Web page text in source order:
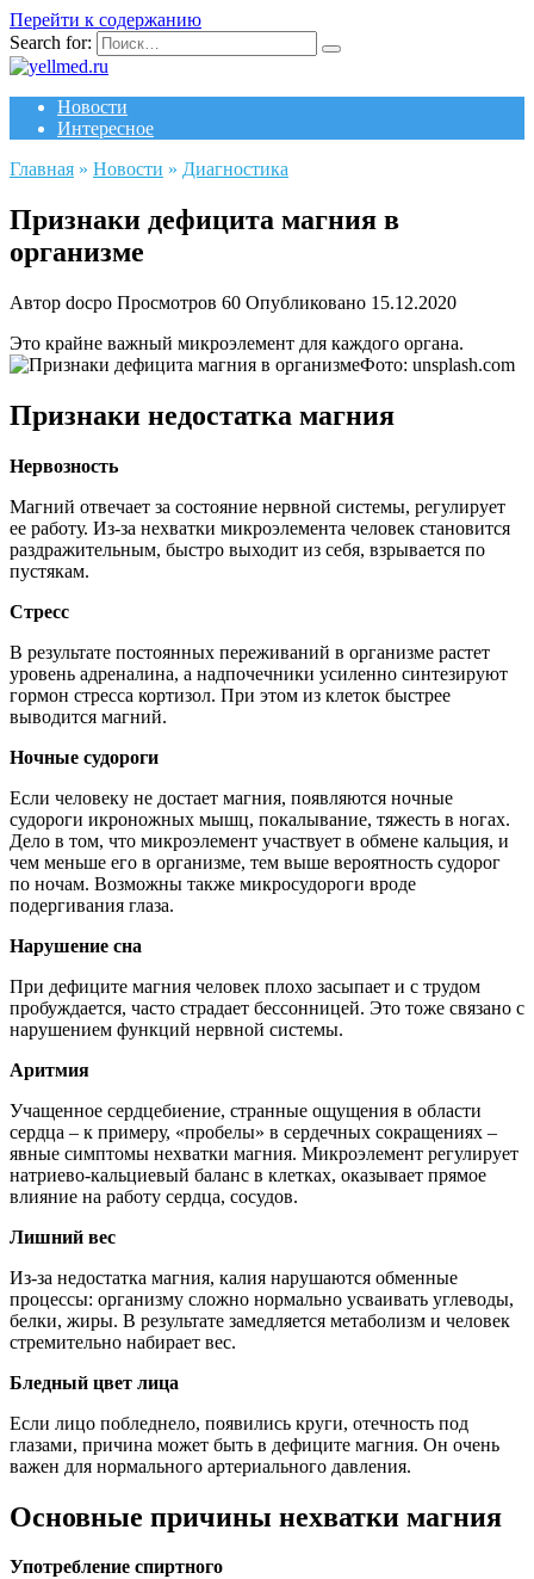
Перейти к содержанию
Search for:
Новости
Интересное
Главная » Новости » Диагностика
Признаки дефицита магния в
организме
Автор docpo Просмотров 60 Опубликовано 15.12.2020
Это крайне важный микроэлемент для каждого органа.
Фото: unsplash.com
Признаки недостатка магния
Нервозность
Магний отвечает за состояние нервной системы, регулирует
ее работу. Из-за нехватки микроэлемента человек становится
раздражительным, быстро выходит из себя, взрывается по
пустякам.
Стресс
В результате постоянных переживаний в организме растет
уровень адреналина, а надпочечники усиленно синтезируют
гормон стресса кортизол. При этом из клеток быстрее
выводится магний.
Ночные судороги
Если человеку не достает магния, появляются ночные
судороги икроножных мышц, покалывание, тяжесть в ногах.
Дело в том, что микроэлемент участвует в обмене кальция, и
чем меньше его в организме, тем выше вероятность судорог
по ночам. Возможны также микросудороги вроде
подергивания глаза.
Нарушение сна
При дефиците магния человек плохо засыпает и с трудом
пробуждается, часто страдает бессонницей. Это тоже связано с
нарушением функций нервной системы.
Аритмия
Учащенное сердцебиение, странные ощущения в области
сердца – к примеру, «пробелы» в сердечных сокращениях –
явные симптомы нехватки магния. Микроэлемент регулирует
натриево-кальциевый баланс в клетках, оказывает прямое
влияние на работу сердца, сосудов.
Лишний вес
Из-за недостатка магния, калия нарушаются обменные
процессы: организму сложно нормально усваивать углеводы,
белки, жиры. В результате замедляется метаболизм и человек
стремительно набирает вес.
Бледный цвет лица
Если лицо побледнело, появились круги, отечность под
глазами, причина может быть в дефиците магния. Он очень
важен для нормального артериального давления.
Основные причины нехватки магния
Употребление спиртного